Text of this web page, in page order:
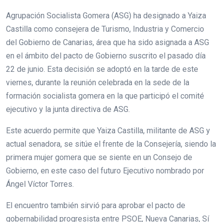
Agrupación Socialista Gomera (ASG) ha designado a Yaiza
Castilla como consejera de Turismo, Industria y Comercio
del Gobierno de Canarias, área que ha sido asignada a ASG
en el ámbito del pacto de Gobierno suscrito el pasado día
22 de junio. Esta decisión se adoptó en la tarde de este
viernes, durante la reunión celebrada en la sede de la
formación socialista gomera en la que participó el comité
ejecutivo y la junta directiva de ASG.
Este acuerdo permite que Yaiza Castilla, militante de ASG y
actual senadora, se sitúe el frente de la Consejería, siendo la
primera mujer gomera que se siente en un Consejo de
Gobierno, en este caso del futuro Ejecutivo nombrado por
Ángel Víctor Torres.
El encuentro también sirvió para aprobar el pacto de
gobernabilidad progresista entre PSOE, Nueva Canarias, Sí